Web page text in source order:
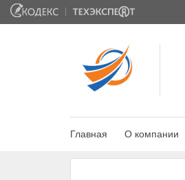
Главная О компании